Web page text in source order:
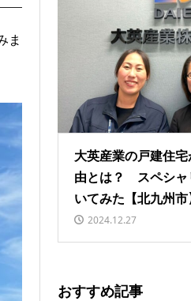
ま
大英産業の戸建住
由とは？ スペシャ
いてみた【北九州市
2024.12.27
おすすめ記事